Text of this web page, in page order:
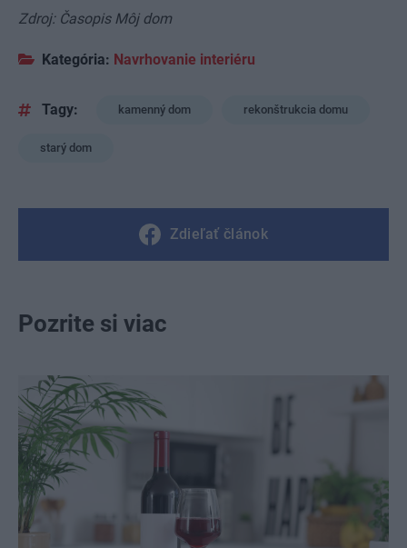
Zdroj: Časopis Môj dom
Kategória: Navrhovanie interiéru
Tagy: kamenný dom rekonštrukcia domu
starý dom
Zdieľať článok
Pozrite si viac